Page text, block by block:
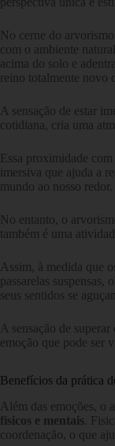
No cerne do
com o ambiente
acima do solo e
reino totalmente novo
A sensação de estar
cotidiana, cria uma
Essa proximidade
imersiva que ajuda a
mundo ao nosso redor.
No entanto, o
também é uma
Assim, à medida que
passarelas suspensas,
seus sentidos se
A sensação de
emoção que pode ser
Benefícios da prática
Além das emoções, o
físicos e mentais .
coordenação, o que